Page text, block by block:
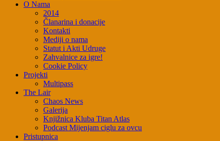
O Nama
2014
Članarina i donacije
Kontakti
Mediji o nama
Statut i Akti Udruge
Zahvalnice za igre!
Cookie Policy
Projekti
Multipass
The Lair
Chaos News
Galerija
Knjižnica Kluba Titan Atlas
Podcast Mijenjam ciglu za ovcu
Pristupnica